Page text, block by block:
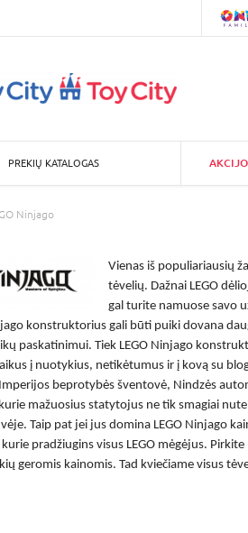
PREKIŲ KATALOGAS
Ninjago
Vienas iš populiariausių
tėvelių. Dažnai LEGO
gal turite namuose savo
konstruktorius gali būti puiki dovana
paskatinimui. Tiek LEGO Ninjago
į nuotykius, netikėtumus ir į kovą su
beprotybės šventovė, Nindzės
mažuosius statytojus ne tik smagiai
Taip pat jei jus domina LEGO Ninjago
pradžiugins visus LEGO mėgėjus. Pirkite
geromis kainomis. Tad kviečiame visus